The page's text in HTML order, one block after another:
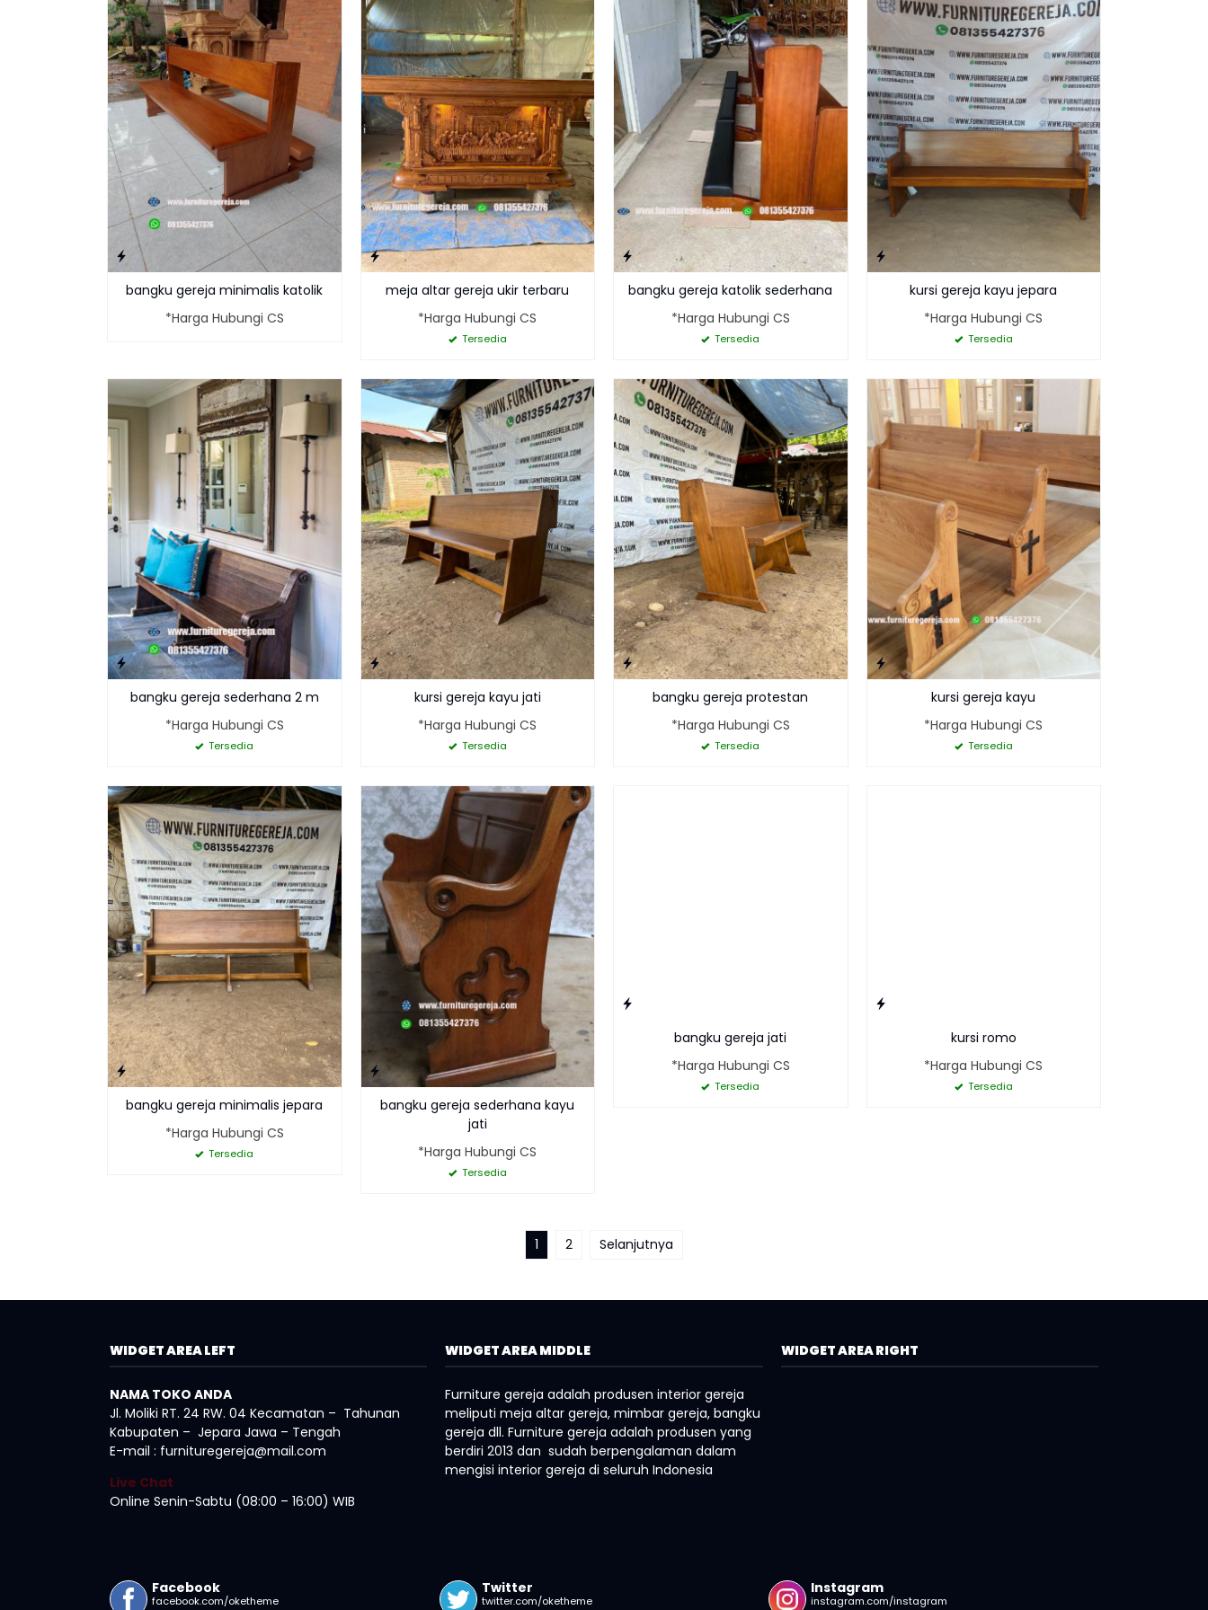
bangku gereja minimalis katolik
*Harga Hubungi CS
meja altar gereja ukir terbaru
*Harga Hubungi CS
Tersedia
bangku gereja katolik sederhana
*Harga Hubungi CS
Tersedia
kursi gereja kayu jepara
*Harga Hubungi CS
Tersedia
bangku gereja sederhana 2 m
*Harga Hubungi CS
Tersedia
kursi gereja kayu jati
*Harga Hubungi CS
Tersedia
bangku gereja protestan
*Harga Hubungi CS
Tersedia
kursi gereja kayu
*Harga Hubungi CS
Tersedia
bangku gereja minimalis jepara
*Harga Hubungi CS
Tersedia
bangku gereja sederhana kayu
jati
*Harga Hubungi CS
Tersedia
bangku gereja jati
*Harga Hubungi CS
Tersedia
kursi romo
*Harga Hubungi CS
Tersedia
1 2 Selanjutnya
WIDGET AREA LEFT
NAMA TOKO ANDA
Jl. Moliki RT. 24 RW. 04 Kecamatan – Tahunan
Kabupaten – Jepara Jawa – Tengah
E-mail : furnituregereja@mail.com
Live Chat
Online Senin-Sabtu (08:00 – 16:00) WIB
WIDGET AREA MIDDLE
Furniture gereja adalah produsen interior gereja
meliputi meja altar gereja, mimbar gereja, bangku
gereja dll. Furniture gereja adalah produsen yang
berdiri 2013 dan sudah berpengalaman dalam
mengisi interior gereja di seluruh Indonesia
WIDGET AREA RIGHT
Facebook
facebook.com/oketheme
Twitter
twitter.com/oketheme
Instagram
instagram.com/instagram